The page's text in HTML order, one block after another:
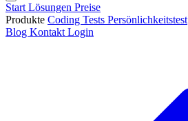
Start Lösungen Preise
Produkte Coding Tests Persönlichkeitstest
Blog Kontakt Login